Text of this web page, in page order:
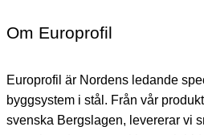
Om Europrofil
Europrofil är Nordens ledande
byggsystem i stål. Från vår
svenska Bergslagen, levererar vi